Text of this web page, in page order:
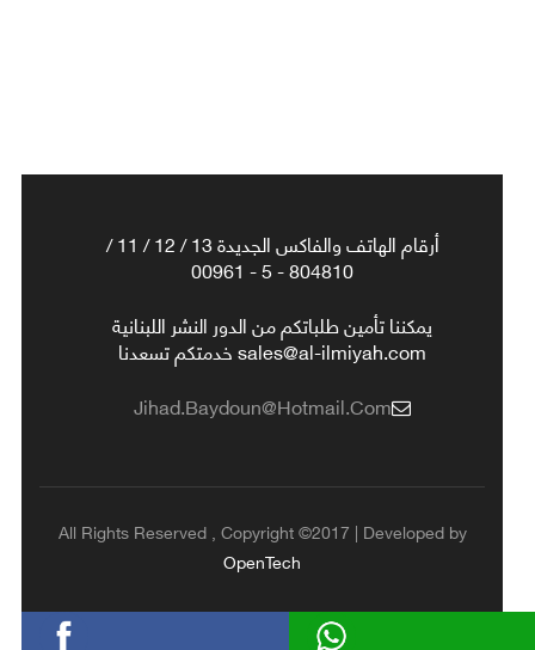
أرقام الهاتف والفاكس الجديدة 13 / 12 / 11 /
804810 - 5 - 00961
يمكننا تأمين طلباتكم من الدور النشر اللبنانية
sales@al-ilmiyah.com خدمتكم تسعدنا
Jihad.baydoun@hotmail.com
All Rights Reserved , Copyright ©2017 | Developed by
OpenTech